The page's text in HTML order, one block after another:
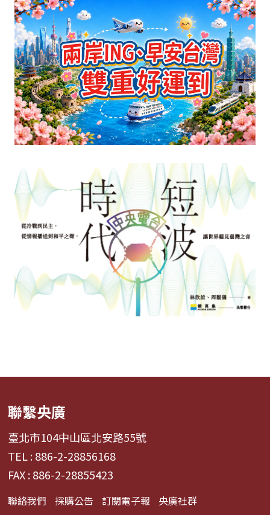
聯繫央廣
臺北市104中山區北安路55號
TEL : 886-2-28856168
FAX : 886-2-28855423
聯絡我們 採購公告 訂閱電子報 央廣社群